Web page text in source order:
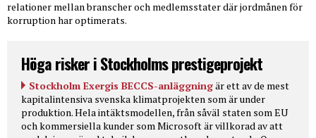
relationer mellan branscher och medlemsstater där jordmånen för
korruption har optimerats.
Höga risker i Stockholms prestigeprojekt
Stockholm Exergis BECCS-anläggningär ett av de mest
kapitalintensiva svenska klimatprojekten som är under
produktion. Hela intäktsmodellen, från såväl staten som EU
och kommersiella kunder som Microsoft är villkorad av att